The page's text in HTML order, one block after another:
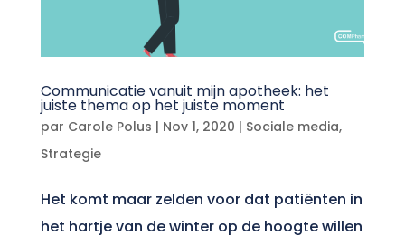
Communicatie vanuit mijn apotheek: het
juiste thema op het juiste moment
par Carole Polus | Nov 1, 2020 | Sociale media,
Strategie
Het komt maar zelden voor dat patiënten in
het hartje van de winter op de hoogte willen